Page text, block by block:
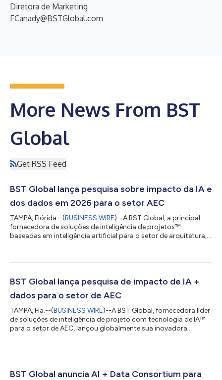
Diretora de Marketing
ECanady@BSTGlobal.com
More News From BST
Global
Get RSS Feed
BST Global lança pesquisa sobre impacto da IA ​​e
dos dados em 2026 para o setor AEC
TAMPA, Flórida--(BUSINESS WIRE)--A BST Global, a principal
fornecedora de soluções de inteligência de projetos™
baseadas em inteligência artificial para o setor de arquitetura,
líderes de tecnologia e dados de empresas de consultoria em
pesquisa estará disponível até as 23h59 (horário leste dos EUA)
de 31 de dezembro...
BST Global lança pesquisa de impacto de IA +
dados para o setor de AEC
TAMPA, Fla.--(BUSINESS WIRE)--A BST Global, fornecedora líder
de soluções de inteligência de projeto com tecnologia de IA™
para o setor de AEC, lançou globalmente sua inovadora
e meio ambiente em todo o mundo, a pesquisa estará
Global fez uma parceria com o Consórcio de IA + Dados da
BST Global anuncia AI + Data Consortium para